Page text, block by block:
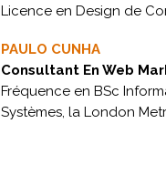
Licence en Design de
PAULO CUNHA
Consultant En Web
Fréquence en BSc
Systèmes, la London